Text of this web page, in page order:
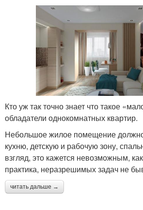
Кто уж так точно знает что такое
обладатели однокомнатных квартир.
Небольшое жилое помещение
кухню, детскую и рабочую зону,
взгляд, это кажется невозможным,
практика, неразрешимых задач не
читать дальше →